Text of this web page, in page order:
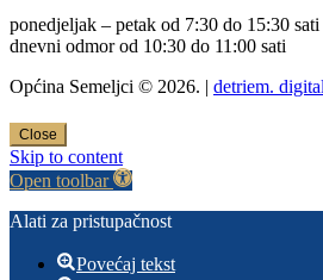
ponedjeljak – petak od 7:30 do 15:30 sati
dnevni odmor od 10:30 do 11:00 sati
Općina Semeljci © 2026. | detriem.
Close
Skip to content
Open toolbar
Alati za pristupačnost
Povećaj tekst